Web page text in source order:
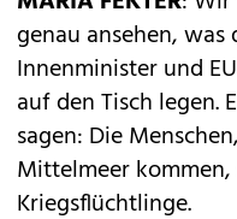
genau ansehen,
Innenminister und
auf den Tisch legen.
sagen: Die
Mittelmeer
Kriegsflüchtlinge.